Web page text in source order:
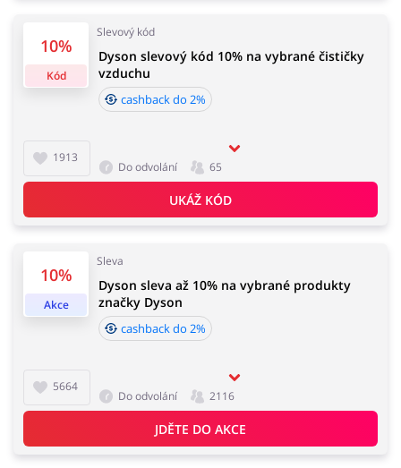
Domácnost a spotřebiče Turistika a cestování
10%
Kód
Slevový kód
1913
Dyson slevový kód 10% na vybrané čističky
vzduchu
cashback do 2%
Do odvolání 65
UKÁŽ KÓD
10%
Akce
Sleva
5664
Dyson sleva až 10% na vybrané produkty
značky Dyson
cashback do 2%
Do odvolání 2116
JDĚTE DO AKCE